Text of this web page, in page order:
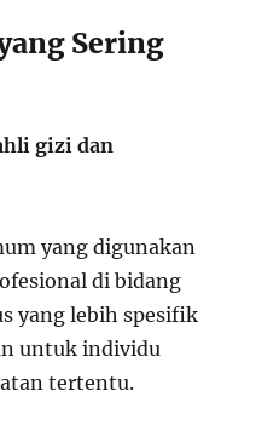
Sering
gizi dan
yang digunakan
di bidang
yang lebih spesifik
untuk individu
tertentu.